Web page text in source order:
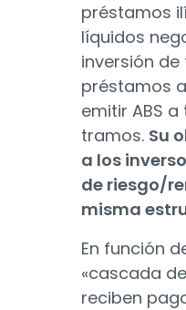
préstamos
líquidos
inversión
préstamos
emitir ABS
tramos. Su
a los
de riesgo/
misma
En función
«cascada
reciben